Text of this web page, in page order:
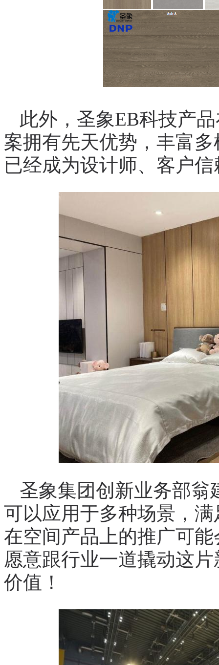
此外，圣象EB科技产
案拥有先天优势，丰富
已经成为设计师、客户
圣象集团创新业务部翁
可以应用于多种场景，
在空间产品上的推广可
愿意跟行业一道撬动这
价值！